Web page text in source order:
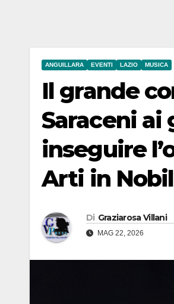
ANGUILLARA EVENTI LAZIO MUSICA
Il grande
Saraceni ai
inseguire
Arti in
Di Graziarosa Villani
MAG 22, 2026